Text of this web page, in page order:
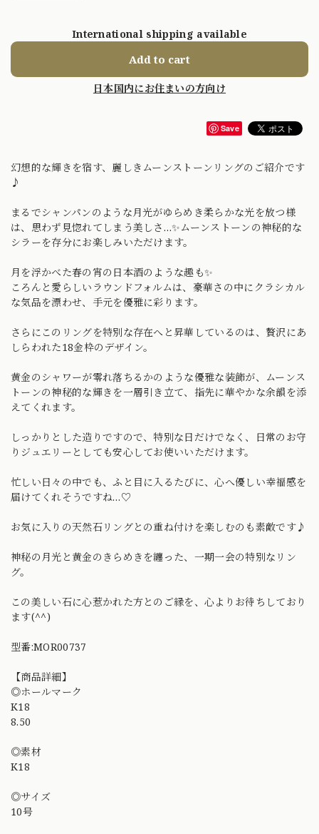
International shipping available
Add to cart
日本国内にお住まいの方向け
Save
幻想的な輝きを宿す、麗しきムーンストーンリングのご紹介です
♪
まるでシャンパンのような月光がゆらめき柔らかな光を放つ様
は、思わず見惚れてしまう美しさ…✨ムーンストーンの神秘的な
シラーを存分にお楽しみいただけます。
月を浮かべた春の宵の日本酒のような趣も✨
ころんと愛らしいラウンドフォルムは、豪華さの中にクラシカル
な気品を漂わせ、手元を優雅に彩ります。
さらにこのリングを特別な存在へと昇華しているのは、贅沢にあ
しらわれた18金枠のデザイン。
黄金のシャワーが零れ落ちるかのような優雅な装飾が、ムーンス
トーンの神秘的な輝きを一層引き立て、指先に華やかな余韻を添
えてくれます。
しっかりとした造りですので、特別な日だけでなく、日常のお守
りジュエリーとしても安心してお使いいただけます。
忙しい日々の中でも、ふと目に入るたびに、心へ優しい幸福感を
届けてくれそうですね…♡
お気に入りの天然石リングとの重ね付けを楽しむのも素敵です♪
神秘の月光と黄金のきらめきを纏った、一期一会の特別なリン
グ。
この美しい石に心惹かれた方とのご縁を、心よりお待ちしており
ます(^^)
型番:MOR00737
【商品詳細】
◎ホールマーク
K18
8.50
◎素材
K18
◎サイズ
10号